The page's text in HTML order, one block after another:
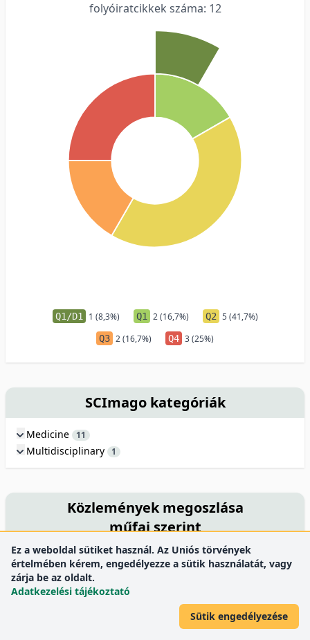
folyóiratcikkek száma: 12
Q1/D1 1 (8,3%) Q1 2 (16,7%) Q2 5 (41,7%)
Q3 2 (16,7%) Q4 3 (25%)
SCImago kategóriák
Medicine 11
Multidisciplinary 1
Közlemények megoszlása
műfaj szerint
34.0%
3.8%
Ez a weboldal sütiket használ. Az Uniós törvények
értelmében kérem, engedélyezze a sütik használatát, vagy
zárja be az oldalt.
Adatkezelési tájékoztató
Sütik engedélyezése